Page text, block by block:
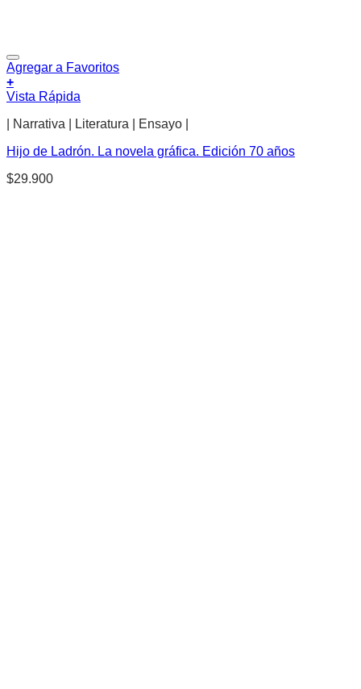
Agregar a Favoritos
+
Vista Rápida
| Narrativa | Literatura | Ensayo |
Hijo de Ladrón. La novela gráfica. Edición 70 años
$29.900